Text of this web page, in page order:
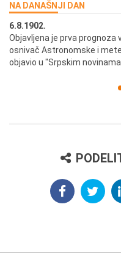
NA DANAŠNJI DAN
6.8.1902.
Objavljena je prva prognoza
osnivač Astronomske i
objavio u "Srpskim